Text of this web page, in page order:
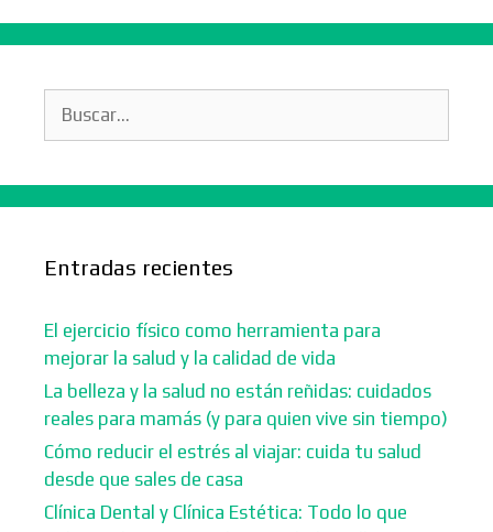
Entradas recientes
El ejercicio físico como herramienta para
mejorar la salud y la calidad de vida
La belleza y la salud no están reñidas: cuidados
reales para mamás (y para quien vive sin tiempo)
Cómo reducir el estrés al viajar: cuida tu salud
desde que sales de casa
Clínica Dental y Clínica Estética: Todo lo que